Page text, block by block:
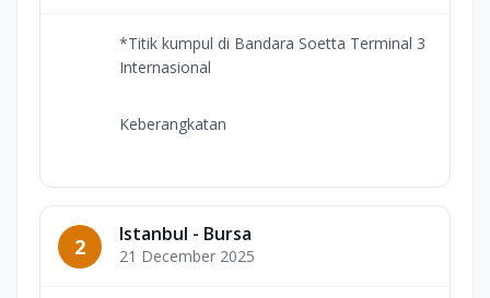
*Titik kumpul di Bandara Soetta Terminal 3
Internasional
Keberangkatan
2 Istanbul - Bursa
21 December 2025